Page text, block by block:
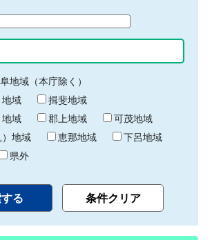
地域（本庁除く）
地域
揖斐地域
地域
郡上地域
可茂地域
地域
恵那地域
下呂地域
県外